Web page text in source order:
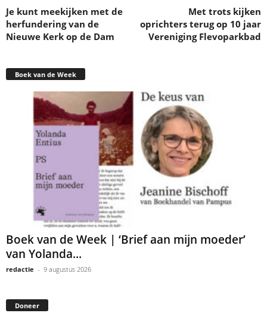
Je kunt meekijken met de
herfundering van de
Nieuwe Kerk op de Dam
Met trots kijken
oprichters terug op 10 jaar
Vereniging Flevoparkbad
Boek van de Week
Boek van de Week | ‘Brief aan mijn moeder’
van Yolanda...
redactie - 9 augustus 2026
Doneer